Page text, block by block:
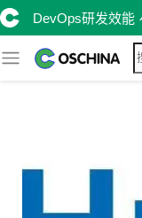
DevOps研发效能